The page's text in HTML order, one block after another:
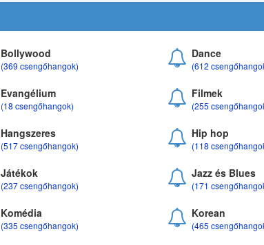
Bollywood
(369 csengőhangok)
Dance
(612
Evangélium
(18 csengőhangok)
Filmek
(255
Hangszeres
(517 csengőhangok)
Hip hop
(118
Játékok
(237 csengőhangok)
Jazz és Blues
(171
Komédia
(335 csengőhangok)
Korean
(465